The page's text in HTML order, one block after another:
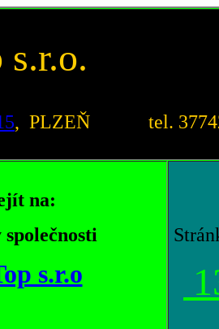
s.r.o.
, PLZEŇ tel.
na:
s.r.o